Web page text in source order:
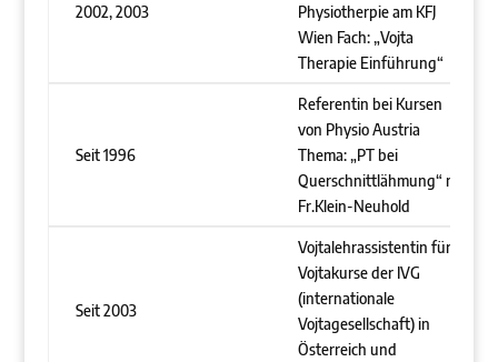
2002, 2003
Physiotherpie am KFJ
Wien Fach: „Vojta
Therapie Einführung“
Seit 1996
Referentin bei Kursen
von Physio Austria
Thema: „PT bei
Querschnittlähmung“ mit
Fr.Klein-Neuhold
Seit 2003
Vojtalehrassistentin für
Vojtakurse der IVG
(internationale
Vojtagesellschaft) in
Österreich und